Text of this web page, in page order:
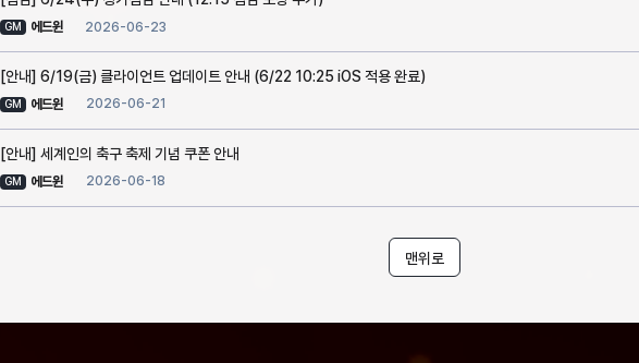
GM 에드윈 2026-06-23
[안내] 6/19(금) 클라이언트 업데이트 안내 (6/22 10:25 iOS 적용 완료)
GM 에드윈 2026-06-21
[안내] 세계인의 축구 축제 기념 쿠폰 안내
GM 에드윈 2026-06-18
맨위로